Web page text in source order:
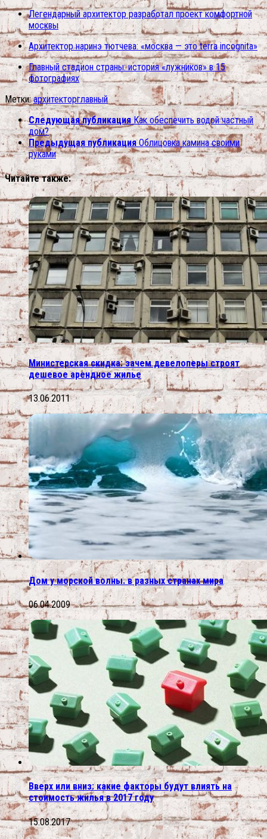
Легендарный архитектор разработал проект комфортной
москвы
Архитектор наринэ тютчева: «москва — это terra incognita»
Главный стадион страны: история «лужников» в 15
фотографиях
Метки: архитекторглавный
Следующая публикация Как обеспечить водой частный
дом?
Предыдущая публикация Облицовка камина своими
руками
Читайте также:
Министерская скидка: зачем девелоперы строят
дешевое арендное жилье
13.06.2011
Дом у морской волны. в разных странах мира
06.04.2009
Вверх или вниз: какие факторы будут влиять на
стоимость жилья в 2017 году
15.08.2017